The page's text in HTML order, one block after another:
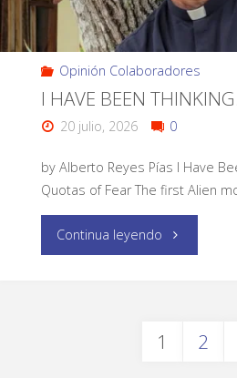
Opinión Colaboradores
I HAVE BEEN
20 julio, 2026 0
by Alberto Reyes Pías I Have
Quotas of Fear The first Alien
Continua leyendo
1 2